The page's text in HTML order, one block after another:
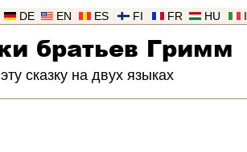
HU
FR
FI
ES
EN
DE
братьев Гримм
сказку на двух языках